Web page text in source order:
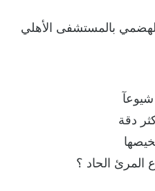
بالمستشفى الأهلي
دقة
الحاد ؟